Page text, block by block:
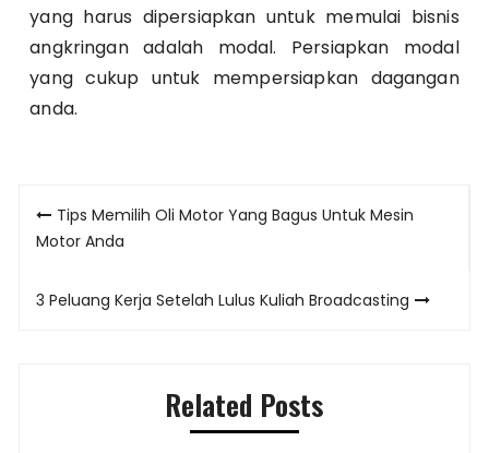
yang harus dipersiapkan untuk memulai bisnis
angkringan adalah modal. Persiapkan modal
yang cukup untuk mempersiapkan dagangan
anda.
Post
navigation
Tips Memilih Oli Motor Yang Bagus Untuk Mesin
Motor Anda
3 Peluang Kerja Setelah Lulus Kuliah Broadcasting
Related Posts